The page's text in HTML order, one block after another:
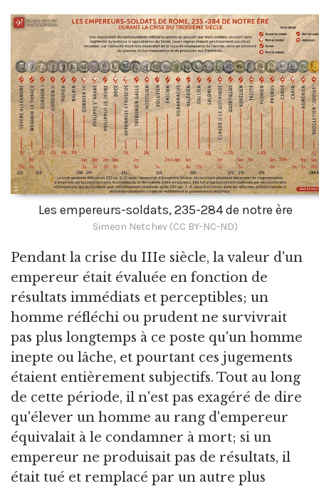
Les empereurs-soldats, 235-284 de notre ère
Simeon Netchev (CC BY-NC-ND)
Pendant la crise du IIIe siècle, la valeur d'un
empereur était évaluée en fonction de
résultats immédiats et perceptibles; un
homme réfléchi ou prudent ne survivrait
pas plus longtemps à ce poste qu'un homme
inepte ou lâche, et pourtant ces jugements
étaient entièrement subjectifs. Tout au long
de cette période, il n'est pas exagéré de dire
qu'élever un homme au rang d'empereur
équivalait à le condamner à mort; si un
empereur ne produisait pas de résultats, il
était tué et remplacé par un autre plus